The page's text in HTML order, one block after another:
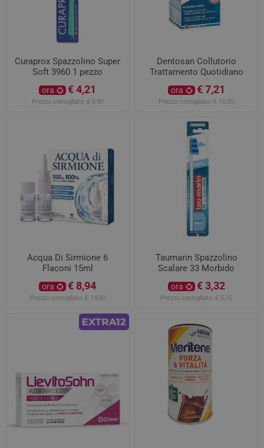
Curaprox Spazzolino Super
Soft 3960 1 pezzo
ora € 4,21
Prezzo consigliato: € 6,90
Dentosan Collutorio
Trattamento Quotidiano
200ml
ora € 7,21
Prezzo consigliato: € 10,30
Acqua Di Sirmione 6
Flaconi 15ml
ora € 8,94
Prezzo consigliato: € 14,90
Taumarin Spazzolino
Scalare 33 Morbido
ora € 3,32
Prezzo consigliato: € 5,10